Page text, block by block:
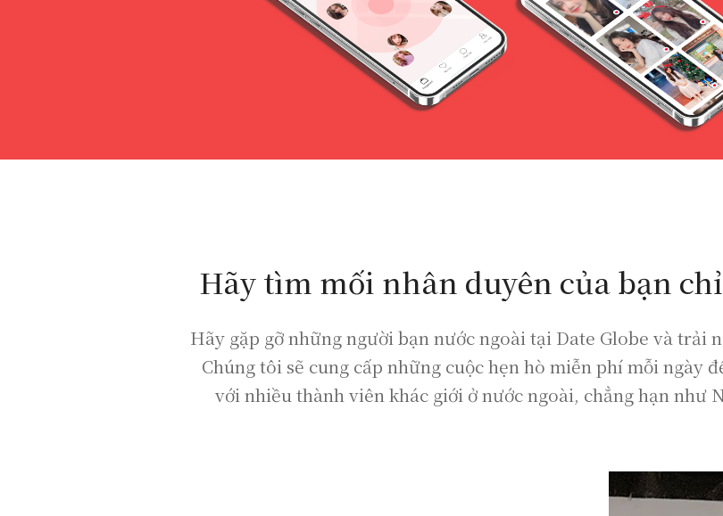
Hãy tìm mối nhân duyên của bạn
Hãy gặp gỡ những người bạn nước ngoài tại Date Globe và trải
Chúng tôi sẽ cung cấp những cuộc hẹn hò miễn phí mỗi ngày
với nhiều thành viên khác giới ở nước ngoài, chẳng hạn như